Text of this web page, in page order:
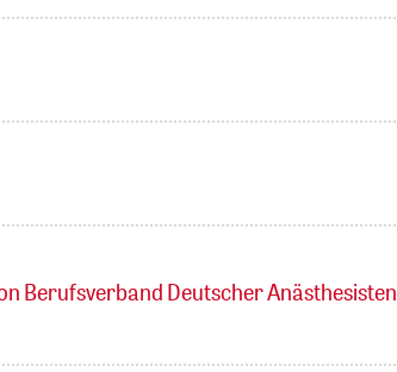
Berufsverband Deutscher Anästhesisten